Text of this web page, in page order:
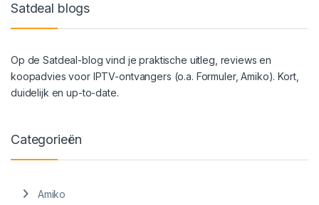
Satdeal blogs
Op de Satdeal-blog vind je praktische uitleg, reviews en
koopadvies voor IPTV-ontvangers (o.a. Formuler, Amiko). Kort,
duidelijk en up-to-date.
Categorieën
Amiko